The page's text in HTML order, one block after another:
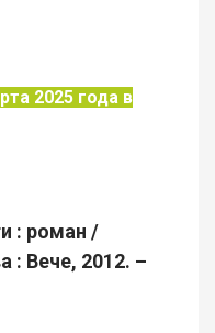
2025 года в
: роман /
: Вече, 2012. –